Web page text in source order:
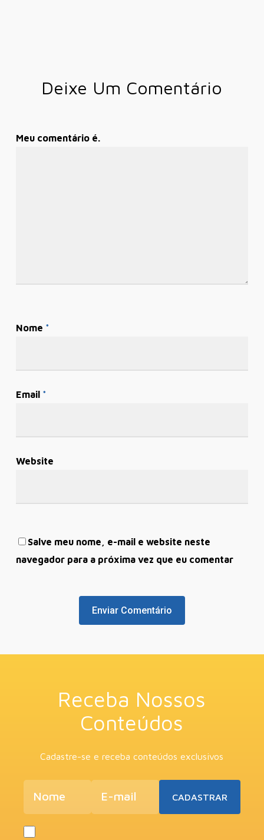
Deixe Um Comentário
Meu comentário é.
Nome *
Email *
Website
Salve meu nome, e-mail e website neste
navegador para a próxima vez que eu comentar
Receba Nossos
Conteúdos
Cadastre-se e receba conteúdos exclusivos